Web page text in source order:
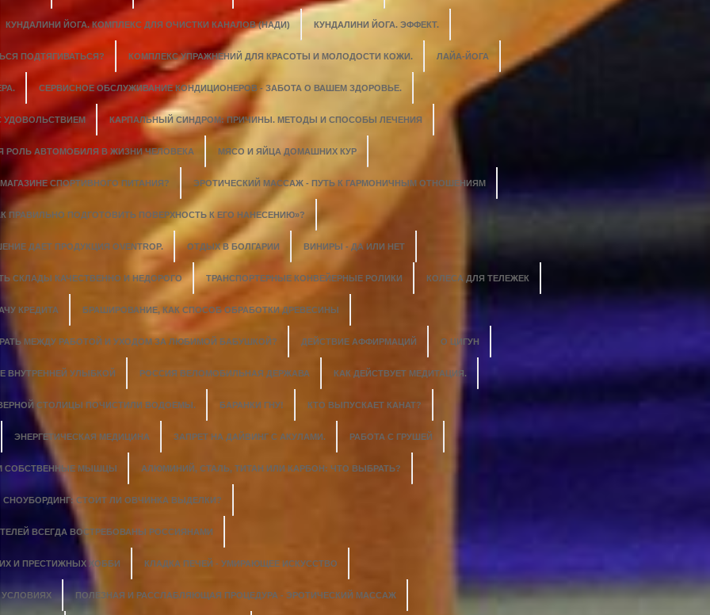
КУНДАЛИНИ ЙОГА. КОМПЛЕКС ДЛЯ ОЧИСТКИ КАНАЛОВ (НАДИ) КУНДАЛИНИ ЙОГА. ЭФФЕКТ.
ПОДТЯГИВАТЬСЯ? КОМПЛЕКС УПРАЖНЕНИЙ ДЛЯ КРАСОТЫ И МОЛОДОСТИ КОЖИ. ЛАЙА-ЙОГА
СЕРВИСНОЕ ОБСЛУЖИВАНИЕ КОНДИЦИОНЕРОВ - ЗАБОТА О ВАШЕМ ЗДОРОВЬЕ.
УДОВОЛЬСТВИЕМ КАРПАЛЬНЫЙ СИНДРОМ: ПРИЧИНЫ. МЕТОДЫ И СПОСОБЫ ЛЕЧЕНИЯ
РОЛЬ АВТОМОБИЛЯ В ЖИЗНИ ЧЕЛОВЕКА МЯСО И ЯЙЦА ДОМАШНИХ КУР
СПОРТИВНОГО ПИТАНИЯ? ЭРОТИЧЕСКИЙ МАССАЖ - ПУТЬ К ГАРМОНИЧНЫМ ОТНОШЕНИЯМ
ПРАВИЛЬНО ПОДГОТОВИТЬ ПОВЕРХНОСТЬ К ЕГО НАНЕСЕНИЮ»?
ДАЕТ ПРОДУКЦИЯ OVENTROP. ОТДЫХ В БОЛГАРИИ ВИНИРЫ - ДА ИЛИ НЕТ
СКЛАДЫ КАЧЕСТВЕННО И НЕДОРОГО ТРАНСПОРТЕРНЫЕ КОНВЕЙЕРНЫЕ РОЛИКИ КОЛЕСА ДЛЯ ТЕЛЕЖЕК
КРЕДИТА БРАШИРОВАНИЕ, КАК СПОСОБ ОБРАБОТКИ ДРЕВЕСИНЫ
МЕЖДУ РАБОТОЙ И УХОДОМ ЗА ЛЮБИМОЙ БАБУШКОЙ? ДЕЙСТВИЕ АФФИРМАЦИЙ О ЦИГУН
ВНУТРЕННЕЙ УЛЫБКОЙ РОССИЯ ВЕЛОМОБИЛЬНАЯ ДЕРЖАВА КАК ДЕЙСТВУЕТ МЕДИТАЦИЯ.
СТОЛИЦЫ ПОЧИСТИЛИ ВОДОЕМЫ. БАРАНКИ ГНУ! КТО ВЫПУСКАЕТ КАНАТ?
ЭНЕРГЕТИЧЕСКАЯ МЕДИЦИНА ЗАПРЕТ НА ДАЙВИНГ С АКУЛАМИ. РАБОТА С ГРУШЕЙ
СОБСТВЕННЫЕ МЫШЦЫ АЛЮМИНИЙ, СТАЛЬ, ТИТАН ИЛИ КАРБОН: ЧТО ВЫБРАТЬ?
СНОУБОРДИНГ: СТОИТ ЛИ ОВЧИНКА ВЫДЕЛКИ?
ВСЕГДА ВОСТРЕБОВАНЫ РОССИЯНАМИ
И ПРЕСТИЖНЫХ ХОББИ КЛАДКА ПЕЧЕЙ - УМИРАЮЩЕЕ ИСКУССТВО
ПОЛЕЗНАЯ И РАССЛАБЛЯЮЩАЯ ПРОЦЕДУРА - ЭРОТИЧЕСКИЙ МАССАЖ